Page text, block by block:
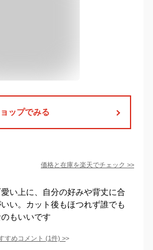
ップでみる
価格と在庫を楽天でチェック >>
い上に、自分の好みや背丈に合
い。カット後もほつれず誰でも
もいいです
すめコメント (1件) >